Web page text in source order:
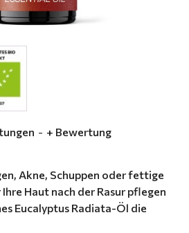
Akne, Schuppen oder fettige
Haut nach der Rasur pflegen
Eucalyptus Radiata-Öl die
- + Bewertung